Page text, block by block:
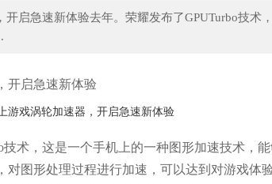
启急速新体验去年。荣耀发布了GPUTurbo技术
开启急速新体验
技术，这是一个手机上的一种图形加速技术，
对图形处理过程进行加速，可以达到对游戏体